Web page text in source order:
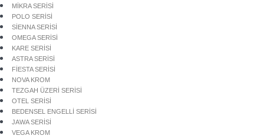
MİKRA SERİSİ
POLO SERİSİ
SİENNA SERİSİ
OMEGA SERİSİ
KARE SERİSİ
ASTRA SERİSİ
FİESTA SERİSİ
NOVA KROM
TEZGAH ÜZERİ SERİSİ
OTEL SERİSİ
BEDENSEL ENGELLİ SERİSİ
JAWA SERİSİ
VEGA KROM